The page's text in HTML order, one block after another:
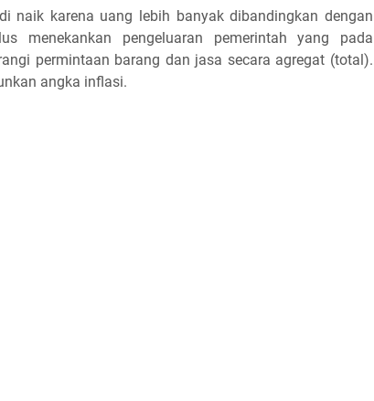
naik karena uang lebih banyak dibandingkan dengan
menekankan pengeluaran pemerintah yang pada
permintaan barang dan jasa secara agregat (total).
angka inflasi.